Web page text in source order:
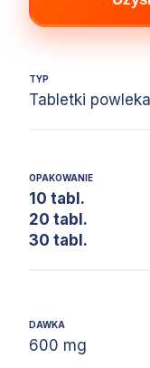
TYP
Tabletki
OPAKOWANIE
10 tabl.
20 tabl.
30 tabl.
DAWKA
600 mg